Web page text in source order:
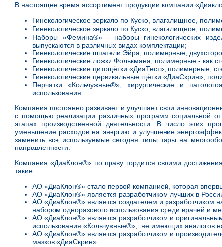
В настоящее время ассортимент продукции компании
Гинекологическое зеркало по Куско, влагалищное,
Гинекологическое зеркало по Куско, влагалищное,
Наборы «Фемина®» - наборы гинекологических
выпускаются в различных видах комплектации;
Гинекологические шпатели Эйра, полимерные,
Гинекологические ложки Фолькмана, полимерные - как
Гинекологические цитощётки «ДиаТест», полимерные,
Гинекологические цервикальные щётки «ДиаСкрин»,
Перчатки «Кольчужные®», хирургические и
использования.
Компания постоянно развивает и улучшает свои
с помощью реализации различных программ социальной
этапах производственной деятельности. В число этих
уменьшение расходов на энергию и улучшение
заменить все используемые сегодня типы тары на
направленности.
Компания «ДиаКлон®» по праву гордится своими
такие:
АО «ДиаКлон®» стало первой компанией, которая
АО «ДиаКлон®» является разработчиком лучших в
АО «ДиаКлон®» является создателем и разработчиком
набором одноразового использования среди врачей и
АО «ДиаКлон®» является разработчиком и
использования «Кольчужные®», не имеющих аналогов
АО «ДиаКлон®» является разработчиком и
мазков «ДиаСкрин».